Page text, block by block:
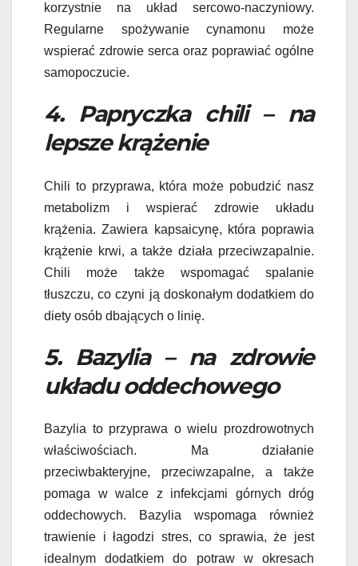
korzystnie na układ sercowo-naczyniowy.
Regularne spożywanie cynamonu może
wspierać zdrowie serca oraz poprawiać ogólne
samopoczucie.
4. Papryczka chili – na
lepsze krążenie
Chili to przyprawa, która może pobudzić nasz
metabolizm i wspierać zdrowie układu
krążenia. Zawiera kapsaicynę, która poprawia
krążenie krwi, a także działa przeciwzapalnie.
Chili może także wspomagać spalanie
tłuszczu, co czyni ją doskonałym dodatkiem do
diety osób dbających o linię.
5. Bazylia – na zdrowie
układu oddechowego
Bazylia to przyprawa o wielu prozdrowotnych
właściwościach. Ma działanie
przeciwbakteryjne, przeciwzapalne, a także
pomaga w walce z infekcjami górnych dróg
oddechowych. Bazylia wspomaga również
trawienie i łagodzi stres, co sprawia, że jest
idealnym dodatkiem do potraw w okresach